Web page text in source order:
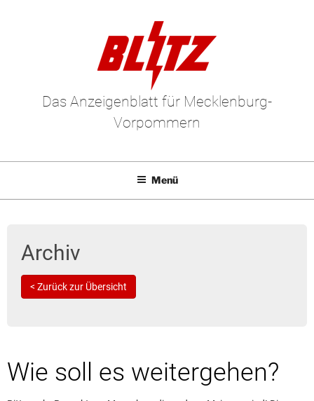
Das Anzeigenblatt für Mecklenburg-
Vorpommern
Menü
Leserbriefe lesen
Archiv
< Zurück zur Übersicht
Wie soll es weitergehen?